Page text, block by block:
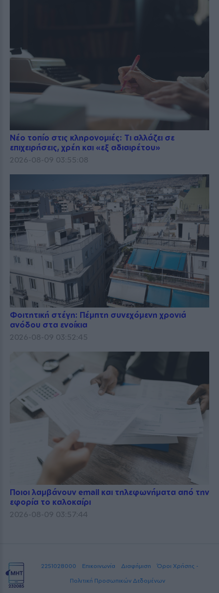
Νέο τοπίο στις κληρονομιές: Τι αλλάζει σε
επιχειρήσεις, χρέη και «εξ αδιαιρέτου»
2026-08-09 03:55:08
Φοιτητική στέγη: Πέμπτη συνεχόμενη χρονιά
ανόδου στα ενοίκια
2026-08-09 03:52:45
Ποιοι λαμβάνουν email και τηλεφωνήματα από την
εφορία το καλοκαίρι
2026-08-09 03:57:44
2251028000 Επικοινωνία Διαφήμιση
Όροι Χρήσης -
Πολιτική Προσωπικών Δεδομένων